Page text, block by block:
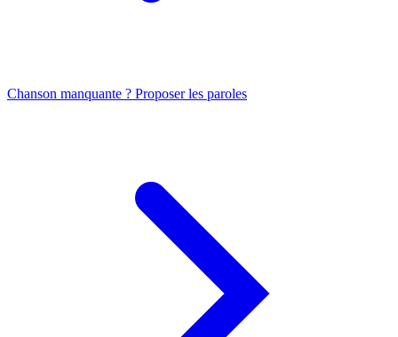
Chanson manquante ? Proposer les paroles